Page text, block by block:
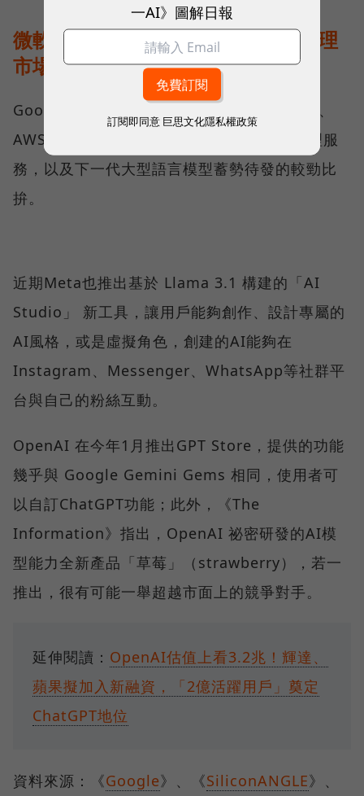
微軟、Meta都參戰！瞄準客製AI助理
市場
Google發布Gems的時機，恰巧微軟、Meta、
AWS和Anthropic等也爭相提出類似的AI助理服
務，以及下一代大型語言模型蓄勢待發的較勁比
拚。
近期Meta也推出基於 Llama 3.1 構建的「AI
Studio」 新工具，讓用戶能夠創作、設計專屬的
AI風格，或是虛擬角色，創建的AI能夠在
Instagram、Messenger、WhatsApp等社群平
台與自己的粉絲互動。
OpenAI 在今年1月推出GPT Store，提供的功能
幾乎與 Google Gemini Gems 相同，使用者可
以自訂ChatGPT功能；此外，《The
Information》指出，OpenAI 祕密研發的AI模
型能力全新產品「草莓」（strawberry），若一
推出，很有可能一舉超越市面上的競爭對手。
延伸閱讀： OpenAI估值上看3.2兆！輝達、
蘋果擬加入新融資，「2億活躍用戶」奠定
ChatGPT地位
資料來源：《Google》、《SiliconANGLE》、
一AI》圖解日報
訂閱即同意 巨思文化隱私權政策